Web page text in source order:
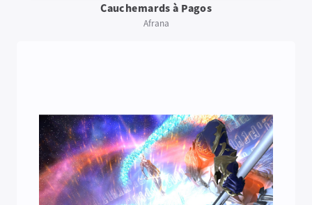
Cauchemards à Pagos
Afrana